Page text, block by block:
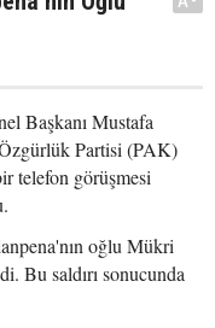
Başkanı Mustafa
Partisi (PAK)
telefon görüşmesi
oğlu Mükri
Bu saldırı sonucunda